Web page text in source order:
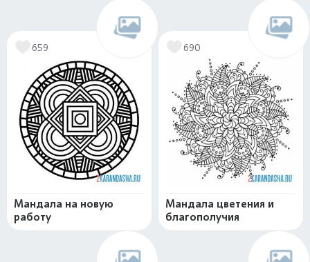
659
Мандала на новую
работу
690
Мандала цветения и
благополучия